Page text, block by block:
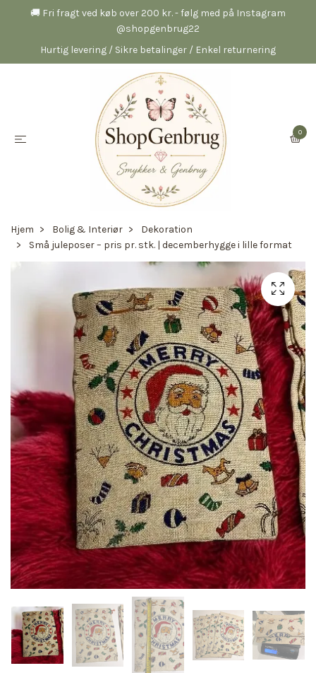
🚚 Fri fragt ved køb over 200 kr. - følg med på Instagram
@shopgenbrug22
Hurtig levering / Sikre betalinger / Enkel returnering
0
Hjem Bolig & Interiør
Dekoration
Små juleposer – pris pr. stk. | decemberhygge i lille format